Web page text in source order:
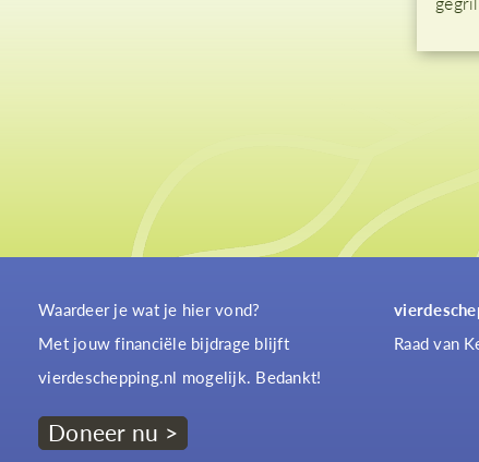
Waardeer je wat je hier vond?
Met jouw financiële bijdrage blijft
vierdeschepping.nl mogelijk. Bedankt!
Doneer nu >
Raad van